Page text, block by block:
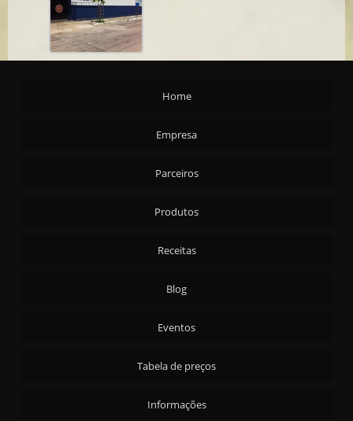
Home
Empresa
Parceiros
Produtos
Receitas
Blog
Eventos
Tabela de preços
Informações